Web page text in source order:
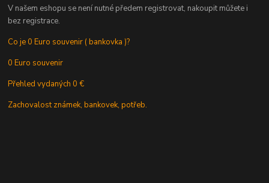
V našem eshopu se není nutné předem registrovat, nakoupit můžete i
bez registrace.
Co je 0 Euro souvenir ( bankovka )?
0 Euro souvenir
Přehled vydaných 0 €
Zachovalost známek, bankovek, potřeb.